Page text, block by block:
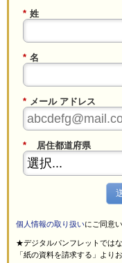
* 姓
* 名
* メール アドレス
* 居住都道府県
個人情報の取り扱いにご同意
★デジタルパンフレットでは
「紙の資料を請求する」より